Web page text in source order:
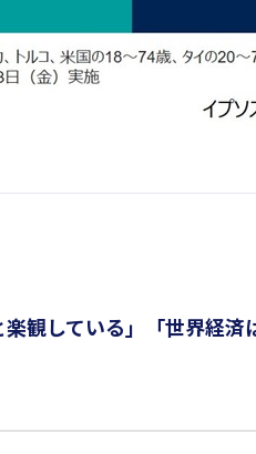
楽観している」「世界経